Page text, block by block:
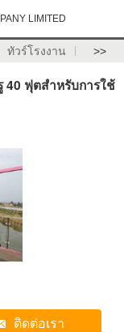
LIMITED
ทัวร์โรงงาน >>
40 ฟุตสำหรับการใช้
ติดต่อเรา